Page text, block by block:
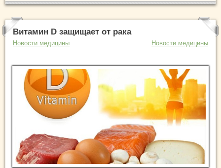
Витамин D защищает от рака
Новости медицины Новости медицины